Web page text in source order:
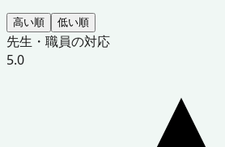
高い順 低い順
先生・職員の対応
5.0